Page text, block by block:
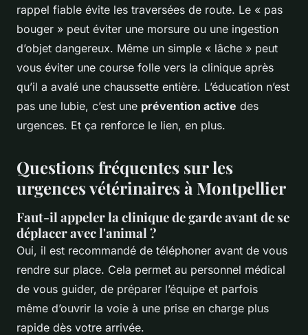
rappel fiable évite les traversées de route. Le « pas
bouger » peut éviter une morsure ou une ingestion
d’objet dangereux. Même un simple « lâche » peut
vous éviter une course folle vers la clinique après
qu’il a avalé une chaussette entière. L’éducation n’est
pas une lubie, c’est une prévention active des
urgences. Et ça renforce le lien, en plus.
Questions fréquentes sur les
urgences vétérinaires à Montpellier
Faut-il appeler la clinique de garde avant de se
déplacer avec l'animal ?
Oui, il est recommandé de téléphoner avant de vous
rendre sur place. Cela permet au personnel médical
de vous guider, de préparer l’équipe et parfois
même d’ouvrir la voie à une prise en charge plus
rapide dès votre arrivée.